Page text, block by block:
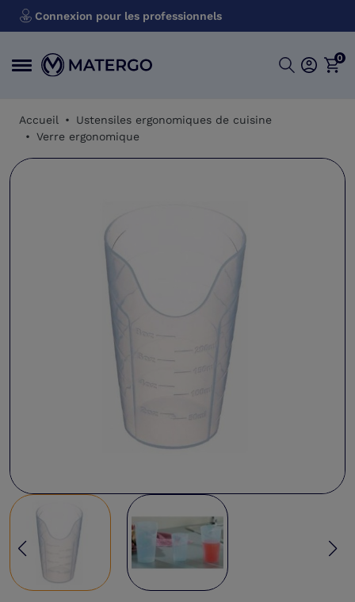
Connexion pour les professionnels
0
Accueil
Ustensiles ergonomiques de cuisine
Verre ergonomique